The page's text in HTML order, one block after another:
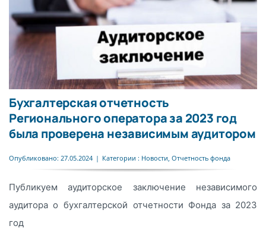
Бухгалтерская отчетность
Регионального оператора за 2023 год
была проверена независимым аудитором
Опубликовано: 27.05.2024 | Категории : Новости, Отчетность фонда
Публикуем аудиторское заключение независимого
аудитора о бухгалтерской отчетности Фонда за 2023
год